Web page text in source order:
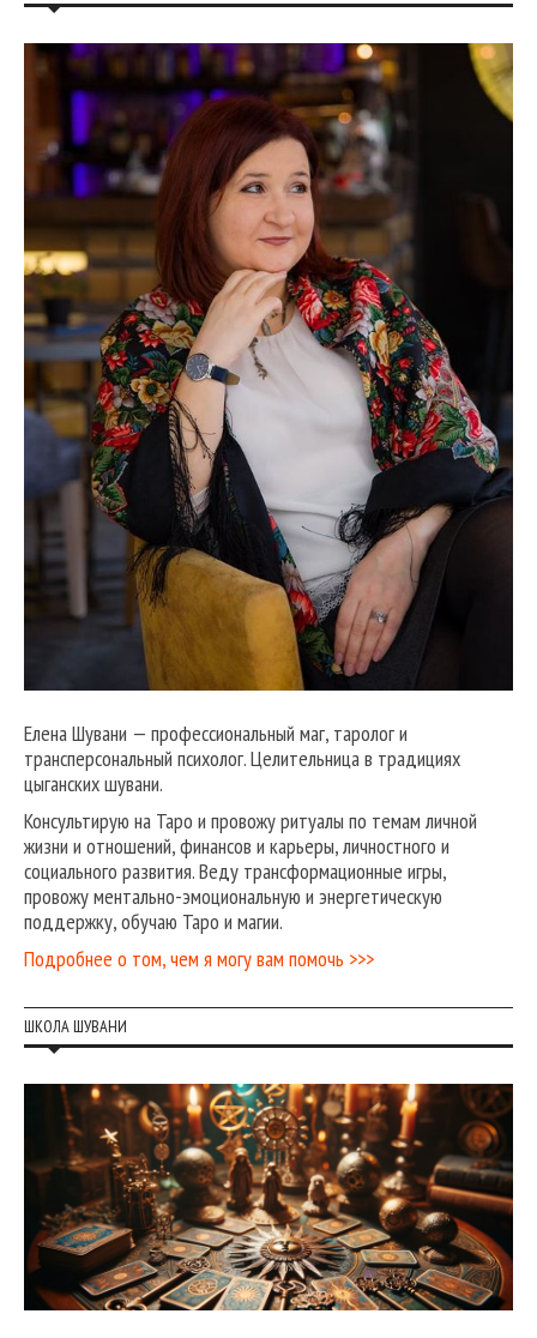
Елена Шувани — профессиональный маг, таролог и
трансперсональный психолог. Целительница в традициях
цыганских шувани.
Консультирую на Таро и провожу ритуалы по темам личной
жизни и отношений, финансов и карьеры, личностного и
социального развития. Веду трансформационные игры,
провожу ментально-эмоциональную и энергетическую
поддержку, обучаю Таро и магии.
Подробнее о том, чем я могу вам помочь >>>
ШКОЛА ШУВАНИ